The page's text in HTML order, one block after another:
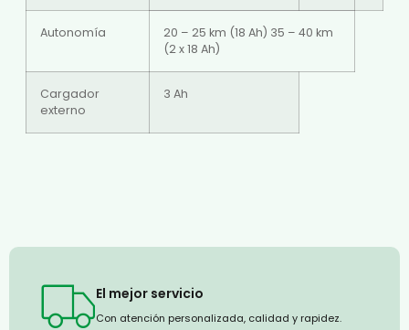
Autonomía
20 – 25 km (18 Ah) 35 – 40 km
(2 x 18 Ah)
Cargador
externo
3 Ah
El mejor servicio
Con atención personalizada, calidad y rapidez.